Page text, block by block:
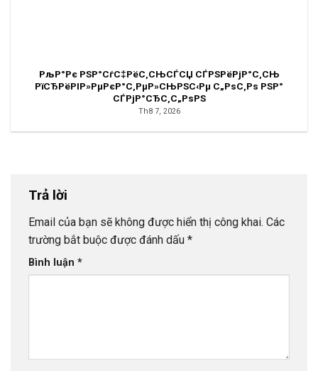
РљР°Рє РЅР°СѓС‡РёС‚СЊСЃСЏ СЃРЅРёРјР°С‚СЊ
РїСЂРёРІР»РµРєР°С‚РµР»СЊРЅС‹Рµ С„РѕС‚Рѕ РЅР°
СЃРјР°СЂС‚С„РѕРЅ
Th8 7, 2026
Trả lời
Email của bạn sẽ không được hiển thị công khai. Các
trường bắt buộc được đánh dấu *
Bình luận *